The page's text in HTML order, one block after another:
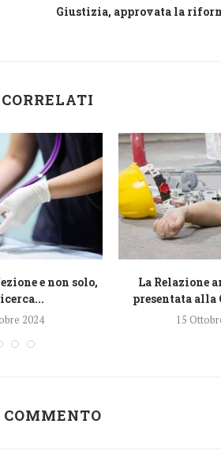
Giustizia, approvata la
e non solo,
2024
La Relazione
presentata alla
15